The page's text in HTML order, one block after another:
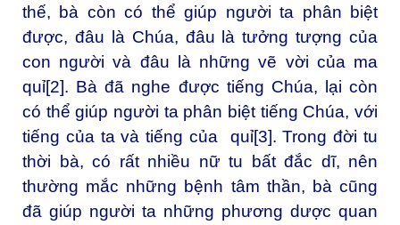
thế, bà còn có thể giúp người ta phân biệt
được, đâu là Chúa, đâu là tưởng tượng của
con người và đâu là những vẽ vời của ma
quỉ[2]. Bà đã nghe được tiếng Chúa, lại còn
có thể giúp người ta phân biệt tiếng Chúa, với
tiếng của ta và tiếng của quỉ[3]. Trong đời tu
thời bà, có rất nhiều nữ tu bất đắc dĩ, nên
thường mắc những bệnh tâm thần, bà cũng
đã giúp người ta những phương dược quan